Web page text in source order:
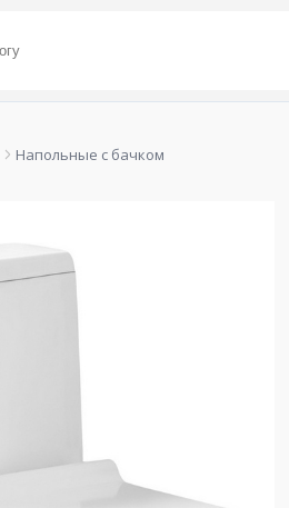
Напольные с бачком